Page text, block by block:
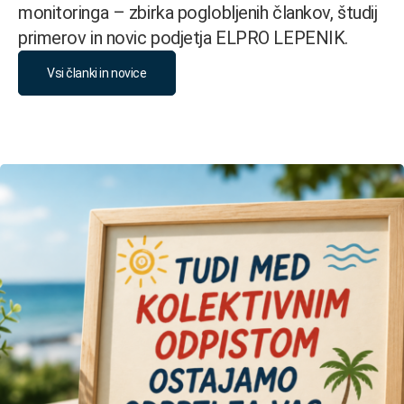
monitoringa – zbirka poglobljenih člankov, študij
primerov in novic podjetja ELPRO LEPENIK.
Vsi članki in novice